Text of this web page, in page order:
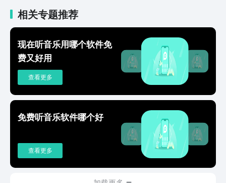
相关专题推荐
现在听音乐用哪个软件免
费又好用
查看更多
免费听音乐软件哪个好
查看更多